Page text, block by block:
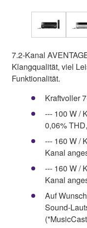
7.2-Kanal
Klangqualität, viel
Funktionalität.
Kraftvoller
--- 100 W /
0,06%
--- 160 W /
Kanal
--- 160 W /
Kanal
Auf
Sound-